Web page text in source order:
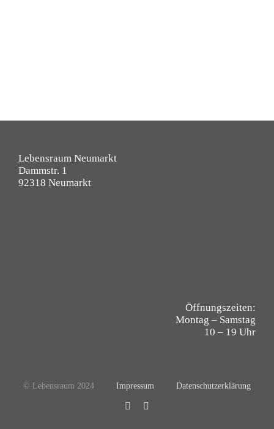
Lebensraum Neumarkt
Dammstr. 1
92318 Neumarkt
Öffnungszeiten:
Montag – Samstag
10 – 19 Uhr
© Lebensraum 2024 Impressum Datenschutzerklärung
Facebook